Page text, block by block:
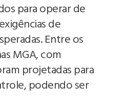
para operar de
de
Entre os
MGA, com
projetadas para
podendo ser